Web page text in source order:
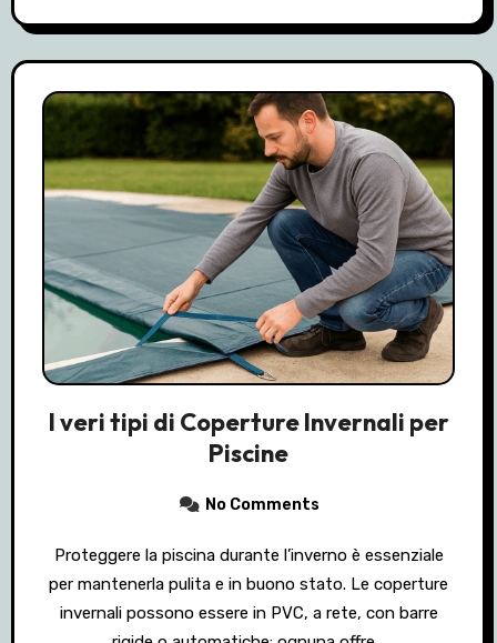
I veri tipi di Coperture Invernali per
Piscine
No Comments
Proteggere la piscina durante l’inverno è essenziale
per mantenerla pulita e in buono stato. Le coperture
invernali possono essere in PVC, a rete, con barre